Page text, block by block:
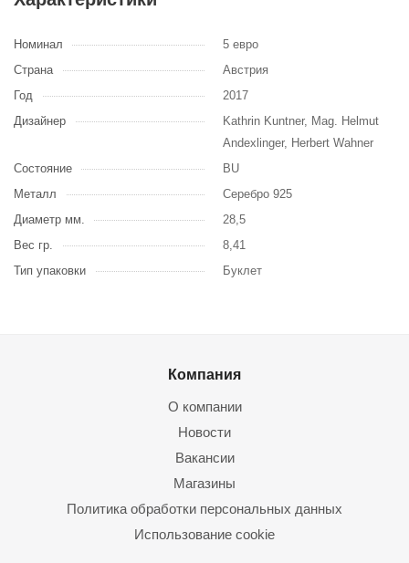
Номинал
5 евро
Страна
Австрия
Год
2017
Дизайнер
Kathrin Kuntner, Mag. Helmut
Andexlinger, Herbert Wahner
Состояние
BU
Металл
Серебро 925
Диаметр мм.
28,5
Вес гр.
8,41
Тип упаковки
Буклет
Компания
О компании
Новости
Вакансии
Магазины
Политика обработки персональных данных
Использование cookie